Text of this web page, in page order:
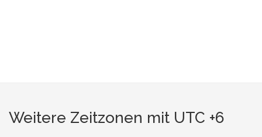
Weitere Zeitzonen mit UTC +6